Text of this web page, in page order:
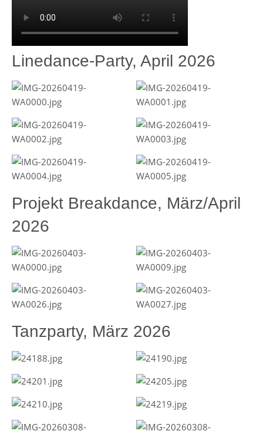
Linedance-Party, April 2026
Projekt Breakdance, März/April
2026
Tanzparty, März 2026